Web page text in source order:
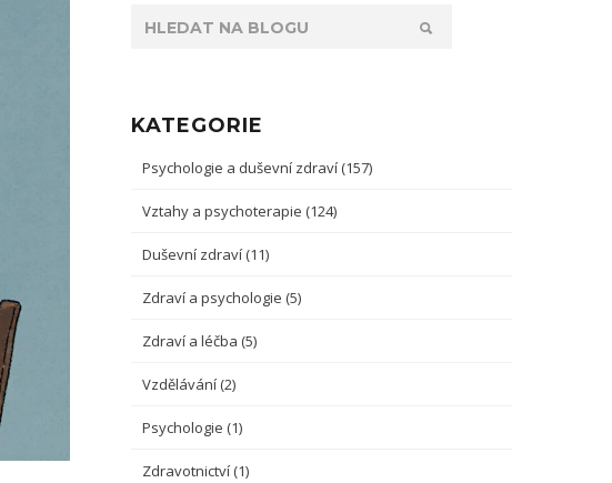
KATEGORIE
Psychologie a duševní zdraví (157)
Vztahy a psychoterapie (124)
Duševní zdraví (11)
Zdraví a psychologie (5)
Zdraví a léčba (5)
Vzdělávání (2)
Psychologie (1)
Zdravotnictví (1)